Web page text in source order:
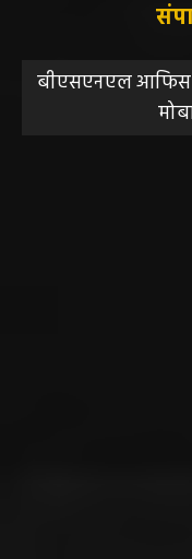
बीएसएनएल आफिस